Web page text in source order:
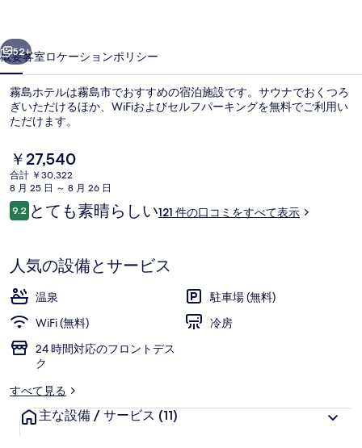
真
ギ
ャ
ラ
リ
ー
52+
概要客室ロケーションポリシー
霧島ホテルは霧島市でおすすめの宿泊施設です。サウナでおくつろ
ぎいただけるほか、WiFiおよびセルフパーキングを無料でご利用い
ただけます。
現
在
の
料
金
で
す
￥27,540
合計 ￥30,322
8 月 25 日 ～ 8 月 26 日
口
コ
9.210段階中9.2
とても素晴らしい121 件の口コミをすべて表示
人気の設備とサービス
温泉
駐車場 (無料)
WiFi (無料)
冷房
24 時間対応のフロントデス
ク
すべて見る
主な設備 / サービス (11)